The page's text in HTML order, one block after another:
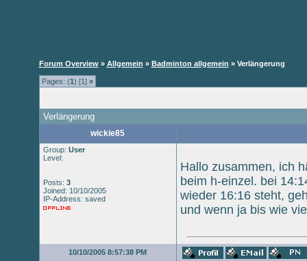
Forum Overview » Allgemein » Badminton allgemein » Verlängerung
Pages: (1) [1] »
Verlängerung
wickie85
Group: User
Level:
Posts: 3
Joined: 10/10/2005
IP-Address: saved
Hallo zusammen, ich
beim h-einzel. bei
wieder 16:16 steht,
und wenn ja bis wie
10/10/2005 8:57:38 PM